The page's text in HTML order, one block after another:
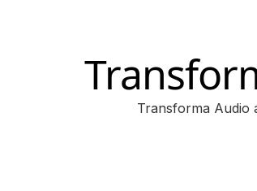
Transforma Audio